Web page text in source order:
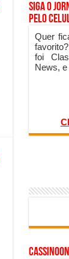
Siga o
pelo
Quer
foi
News,